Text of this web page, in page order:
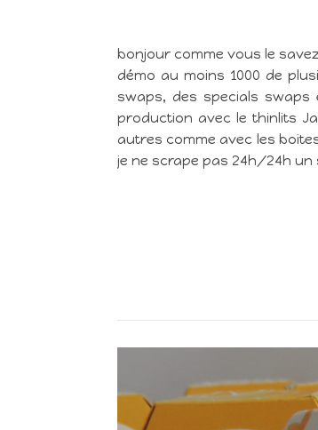
bonjour comme vous le
démo au moins 1000 de
swaps, des specials
production avec le thinlits
autres comme avec les
je ne scrape pas 24h/24h un